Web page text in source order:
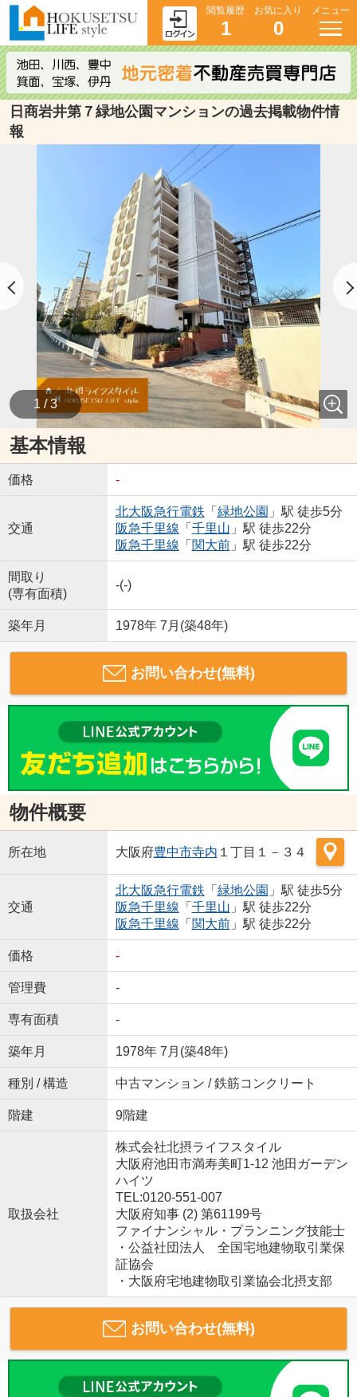
閲覧履歴
1
お気に入り
0
メニュー
日商岩井第７緑地公園マンションの過去掲載物件情
報
1 / 3
基本情報
価格 -
交通
北大阪急行電鉄 「 緑地公園 」駅 徒歩5分
阪急千里線 「 千里山 」駅 徒歩22分
阪急千里線 「 関大前」駅 徒歩22分
間取り
(専有面積)
-(-)
築年月 1978年 7月(築48年)
お問い合わせ(無料)
物件概要
所在地 大阪府豊中市寺内 １丁目１－３４
交通
北大阪急行電鉄 「 緑地公園 」駅 徒歩5分
阪急千里線 「 千里山 」駅 徒歩22分
阪急千里線 「 関大前」駅 徒歩22分
価格 -
管理費 -
専有面積 -
築年月 1978年 7月(築48年)
種別 / 構造 中古マンション / 鉄筋コンクリート
階建 9階建
取扱会社
株式会社北摂ライフスタイル
大阪府池田市満寿美町1-12 池田ガーデン
ハイツ
TEL:0120-551-007
大阪府知事 (2) 第61199号
ファイナンシャル・プランニング技能士
・公益社団法人 全国宅地建物取引業保
証協会
・大阪府宅地建物取引業協会北摂支部
お問い合わせ(無料)